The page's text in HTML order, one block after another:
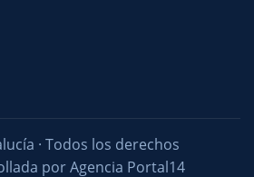
· Todos los derechos
por Agencia Portal14